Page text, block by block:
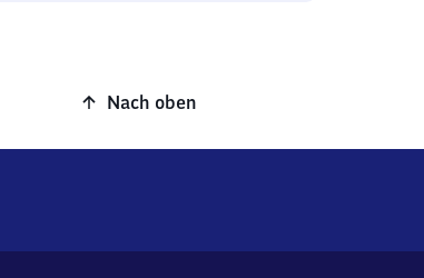
Nach oben